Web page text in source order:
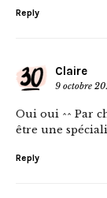
Reply
Claire
9 octobre
Oui oui ^^ Par
être une
Reply